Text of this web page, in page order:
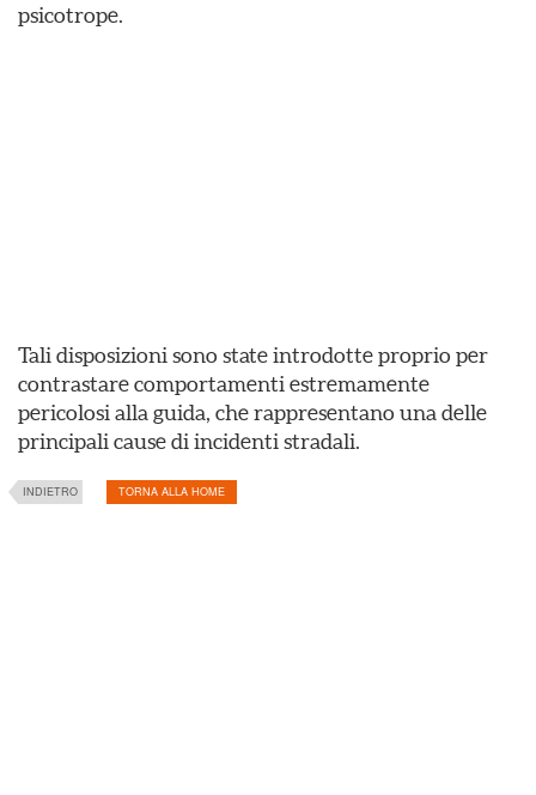
psicotrope.
Tali disposizioni sono state introdotte proprio per
contrastare comportamenti estremamente
pericolosi alla guida, che rappresentano una delle
principali cause di incidenti stradali.
INDIETRO TORNA ALLA HOME